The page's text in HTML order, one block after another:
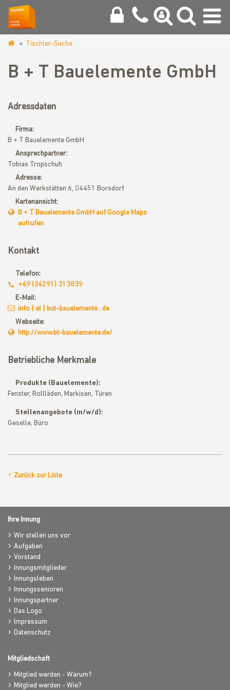
leipzig.de
Tischler-Suche
B + T Bauelemente GmbH
Adressdaten
Firma:
B + T Bauelemente GmbH
Ansprechpartner:
Tobias Tropschuh
Adresse:
An den Werkstätten 6, 04451 Borsdorf
Kartenansicht:
B + T Bauelemente GmbH auf Google Maps
aufrufen
Kontakt
Telefon:
+49 (34291) 313839
E-Mail:
info { at } but-bauelemente . de
Webseite:
http://www.bt-bauelemente.de/
Betriebliche Merkmale
Produkte (Bauelemente):
Fenster, Rollläden, Markisen, Türen
Stellenangebote (m/w/d):
Geselle, Büro
Zurück zur Liste
Ihre Innung
Wir stellen uns vor
Aufgaben
Vorstand
Innungsmitglieder
Innungsleben
Innungssenioren
Innungspartner
Das Logo
Impressum
Datenschutz
Mitgliedschaft
Mitglied werden - Warum?
Mitglied werden - Wie?